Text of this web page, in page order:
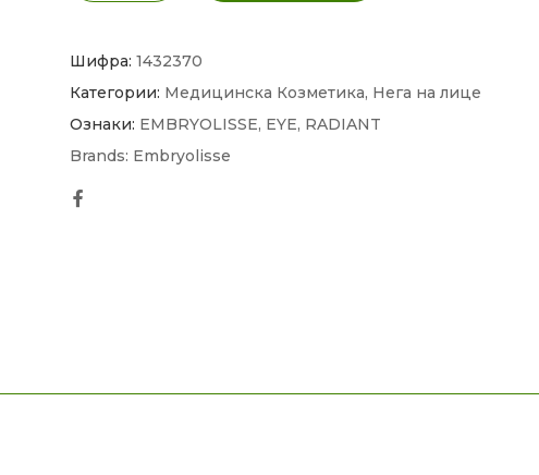
Шифра: 1432370
Категории: Медицинска Козметика, Нега на лице
Ознаки: EMBRYOLISSE, EYE, RADIANT
Brands: Embryolisse